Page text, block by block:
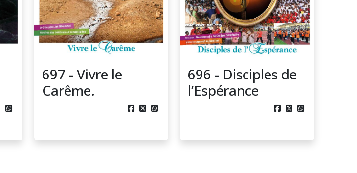

697 - Vivre le
Carême.
  
696 - Disciples de
l’Espérance
  